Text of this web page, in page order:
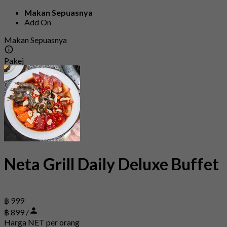
Makan Sepuasnya
Add On
Makan Sepuasnya
Pakej
Neta Grill Daily Deluxe Buffet
฿ 999
฿ 899 /
Harga NET per orang